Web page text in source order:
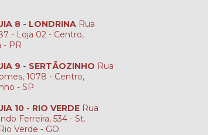
8 - LONDRINA Rua
- Loja 02 - Centro,
- PR
9 - SERTÃOZINHO Rua
1078 - Centro,
- SP
10 - RIO VERDE Rua
Ferreira, 534 - St.
Verde - GO